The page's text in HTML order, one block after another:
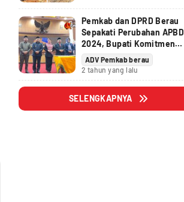
Pemkab dan DPRD Berau
Sepakati Perubahan APBD
2024, Bupati Komitmen
Tindak Lanjuti Pandangan
Fraksi
ADV Pemkab berau
2 tahun yang lalu
SELENGKAPNYA